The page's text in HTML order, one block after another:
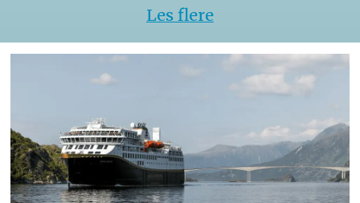
Les flere